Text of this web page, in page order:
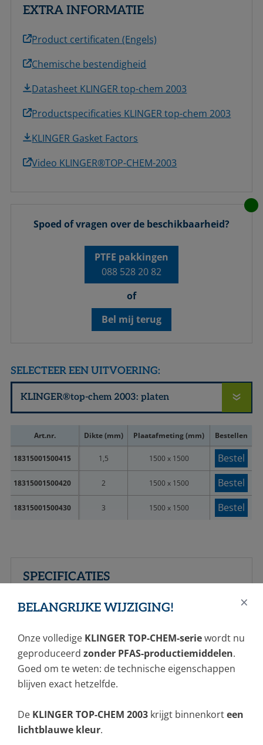
×
BELANGRIJKE WIJZIGING!
Onze volledige KLINGER TOP-CHEM-seriewordt nu
geproduceerd zonder PFAS-productiemiddelen.
Goed om te weten: de technische eigenschappen
blijven exact hetzelfde.
De KLINGER TOP-CHEM 2003 krijgt binnenkorteen
lichtblauwe kleur.
EXTRA INFORMATIE
Product certificaten (Engels)
Chemische bestendigheid
Datasheet KLINGER top-chem 2003
Productspecificaties KLINGER top-chem 2003
KLINGER Gasket Factors
Video KLINGER®TOP-CHEM-2003
Spoed of vragen over de beschikbaarheid?
PTFE pakkingen
088 528 20 82
of
Bel mij terug
SELECTEER EEN UITVOERING:
Art.nr. Dikte (mm) Plaatafmeting (mm) Bestellen
18315001500415 1,5 1500 x 1500 Bestel
18315001500420 2 1500 x 1500 Bestel
18315001500430 3 1500 x 1500 Bestel
SPECIFICATIES
Type
Materiaal
PTFE versterkend gevuld
Kleur
LOGIN
Vul onderstaand formulier in om in te loggen
E-mailadres *
Wachtwoord *
Wachtwoord vergeten?